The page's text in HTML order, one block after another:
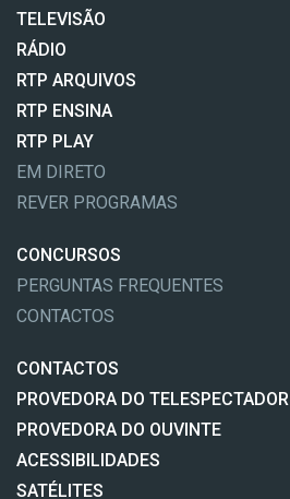
TELEVISÃO
RÁDIO
RTP ARQUIVOS
RTP ENSINA
RTP PLAY
EM DIRETO
REVER PROGRAMAS
CONCURSOS
PERGUNTAS FREQUENTES
CONTACTOS
CONTACTOS
PROVEDORA DO TELESPECTADOR
PROVEDORA DO OUVINTE
ACESSIBILIDADES
SATÉLITES